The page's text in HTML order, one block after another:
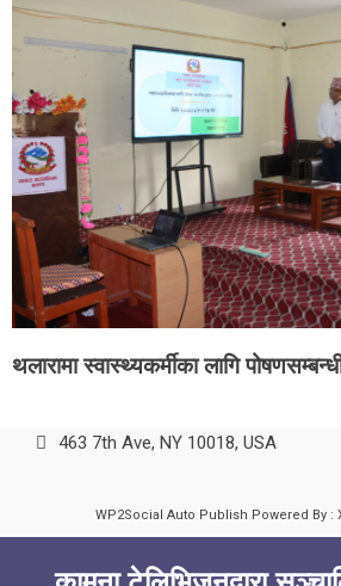
थलारामा स्वास्थ्यकर्मीका लागि
463 7th Ave, NY 10018, USA
WP2Social Auto Publish Powered By :